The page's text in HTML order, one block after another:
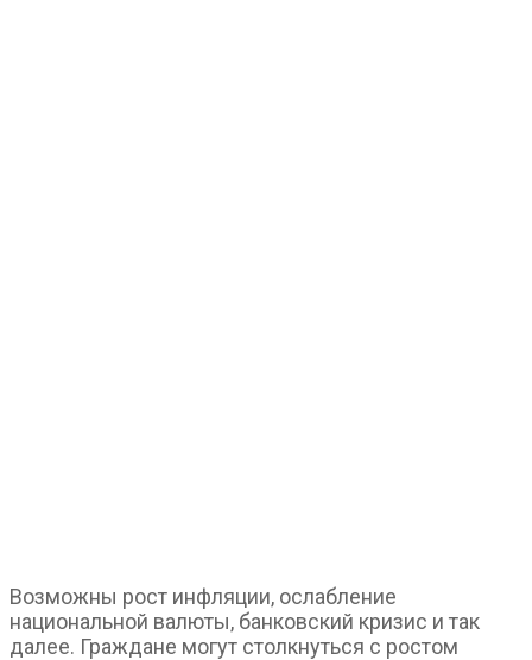
Возможны рост инфляции, ослабление
национальной валюты, банковский кризис и так
далее. Граждане могут столкнуться с ростом